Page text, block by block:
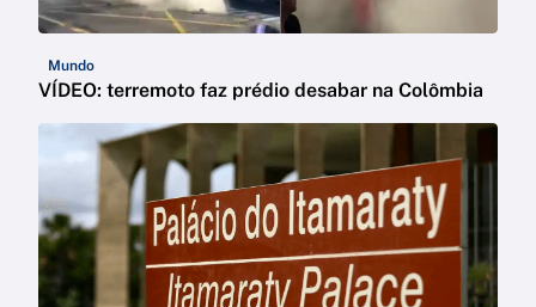
Mundo
VÍDEO: terremoto faz prédio desabar na Colômbia